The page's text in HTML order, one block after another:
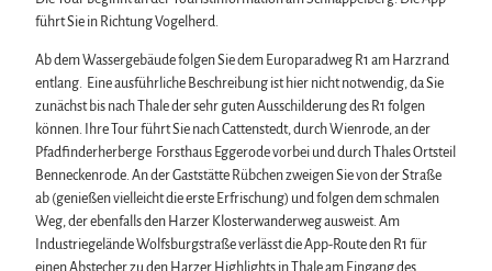
führt Sie in Richtung Vogelherd.
Ab dem Wassergebäude folgen Sie dem Europaradweg R1 am Harzrand
entlang. Eine ausführliche Beschreibung ist hier nicht notwendig, da Sie
zunächst bis nach Thale der sehr guten Ausschilderung des R1 folgen
können. Ihre Tour führt Sie nach Cattenstedt, durch Wienrode, an der
Pfadfinderherberge Forsthaus Eggerode vorbei und durch Thales Ortsteil
Benneckenrode. An der Gaststätte Rübchen zweigen Sie von der Straße
ab (genießen vielleicht die erste Erfrischung) und folgen dem schmalen
Weg, der ebenfalls den Harzer Klosterwanderweg ausweist. Am
Industriegelände Wolfsburgstraße verlässt die App-Route den R1 für